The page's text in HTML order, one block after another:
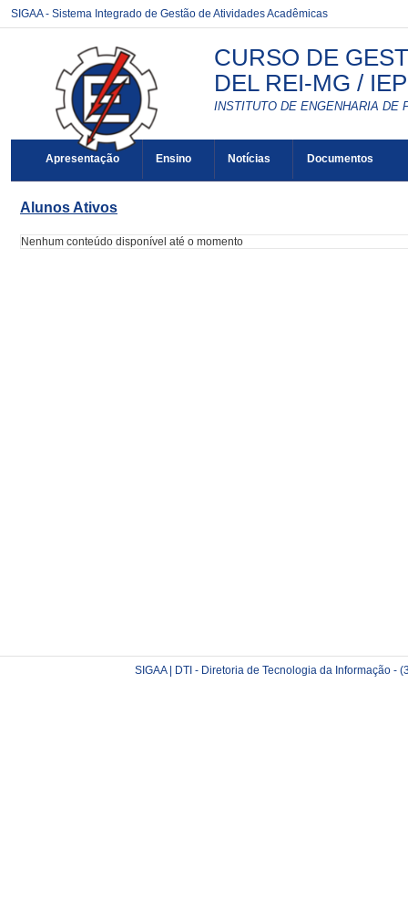
SIGAA - Sistema Integrado de Gestão de Atividades Acadêmicas
CURSO DE
DEL REI-MG /
INSTITUTO DE ENGENHARIA DE
Apresentação Ensino Notícias Documentos
Alunos Ativos
Nenhum conteúdo disponível até o momento
SIGAA | DTI - Diretoria de Tecnologia da Informação